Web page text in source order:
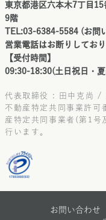
東京都港区六本木7丁目
9階
TEL:03-6384-5584 (お問
営業電話はお断りしており
【受付時間】
09:30-18:30(土日祝日・
代表取締役 : 田中克尚 /
不動産特定共同事業許
産特定共同事業者(第1号
行います。
お問い合わせ |